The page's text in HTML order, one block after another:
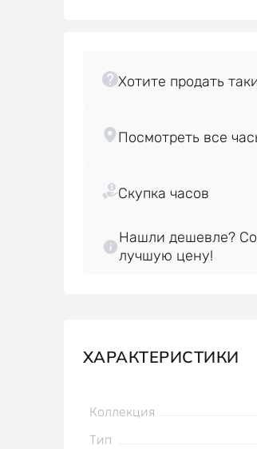
Нашли дешевле?
лучшую цену!
ХАРАКТЕРИСТИКИ
Коллекция
Тип